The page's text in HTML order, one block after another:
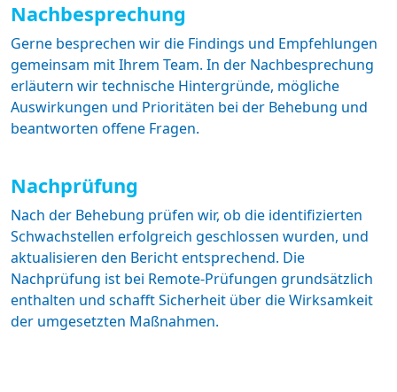
Nachbesprechung
Gerne besprechen wir die Findings und Empfehlungen
gemeinsam mit Ihrem Team. In der Nachbesprechung
erläutern wir technische Hintergründe, mögliche
Auswirkungen und Prioritäten bei der Behebung und
beantworten offene Fragen.
Nachprüfung
Nach der Behebung prüfen wir, ob die identifizierten
Schwachstellen erfolgreich geschlossen wurden, und
aktualisieren den Bericht entsprechend. Die
Nachprüfung ist bei Remote-Prüfungen grundsätzlich
enthalten und schafft Sicherheit über die Wirksamkeit
der umgesetzten Maßnahmen.